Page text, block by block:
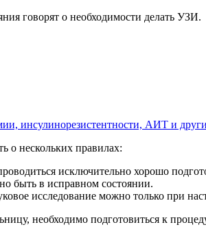
говорят о необходимости делать УЗИ.
инсулинорезистентности, АИТ и
о нескольких правилах:
исключительно хорошо
быть в исправном состоянии.
исследование можно только при
необходимо подготовиться к